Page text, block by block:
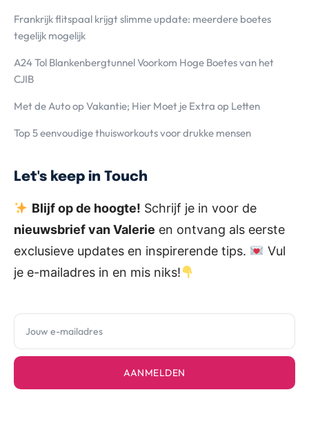
Frankrijk flitspaal krijgt slimme update: meerdere boetes
tegelijk mogelijk
A24 Tol Blankenbergtunnel Voorkom Hoge Boetes van het
CJIB
Met de Auto op Vakantie; Hier Moet je Extra op Letten
Top 5 eenvoudige thuisworkouts voor drukke mensen
Let's keep in Touch
Blijf op de hoogte! Schrijf je in voor de
nieuwsbrief van Valerie en ontvang als eerste
exclusieve updates en inspirerende tips.
Vul
je e-mailadres in en mis niks!
AANMELDEN